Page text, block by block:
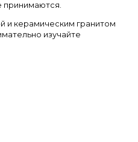
принимаются.
и керамическим гранитом
изучайте